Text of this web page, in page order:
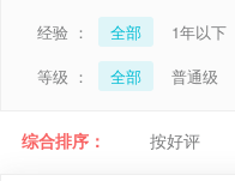
经验 ：
全部 1年以下
等级 ：
全部 普通级
综合排序： 按好评